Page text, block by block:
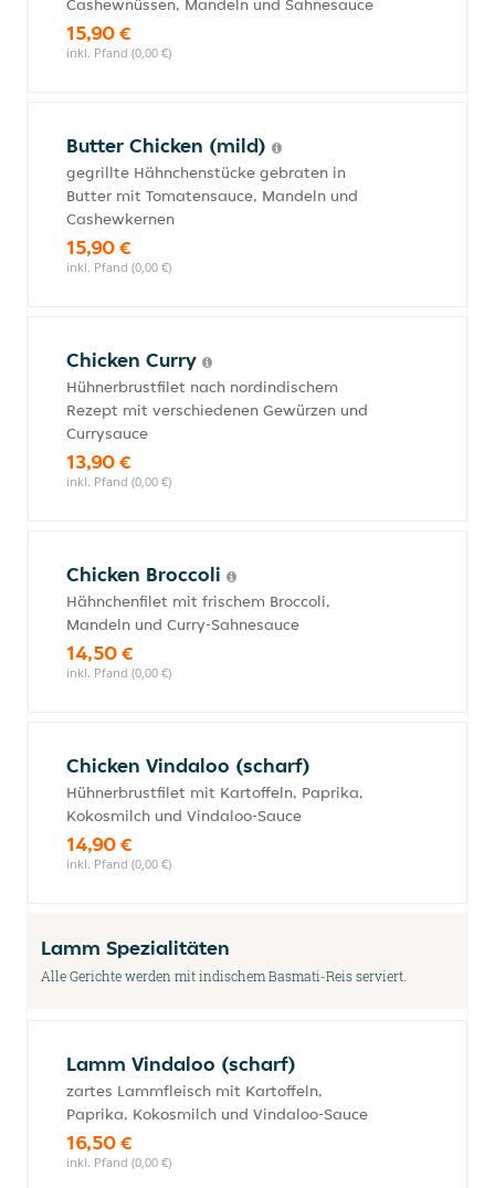
Cashewnüssen, Mandeln und Sahnesauce
15,90 €
inkl. Pfand (0,00 €)
Butter Chicken (mild)
gegrillte Hähnchenstücke gebraten in
Butter mit Tomatensauce, Mandeln und
Cashewkernen
15,90 €
inkl. Pfand (0,00 €)
Chicken Curry
Hühnerbrustfilet nach nordindischem
Rezept mit verschiedenen Gewürzen und
Currysauce
13,90 €
inkl. Pfand (0,00 €)
Chicken Broccoli
Hähnchenfilet mit frischem Broccoli,
Mandeln und Curry-Sahnesauce
14,50 €
inkl. Pfand (0,00 €)
Chicken Vindaloo (scharf)
Hühnerbrustfilet mit Kartoffeln, Paprika,
Kokosmilch und Vindaloo-Sauce
14,90 €
inkl. Pfand (0,00 €)
Lamm Spezialitäten
Alle Gerichte werden mit indischem Basmati-Reis serviert.
Lamm Vindaloo (scharf)
zartes Lammfleisch mit Kartoffeln,
Paprika, Kokosmilch und Vindaloo-Sauce
16,50 €
inkl. Pfand (0,00 €)